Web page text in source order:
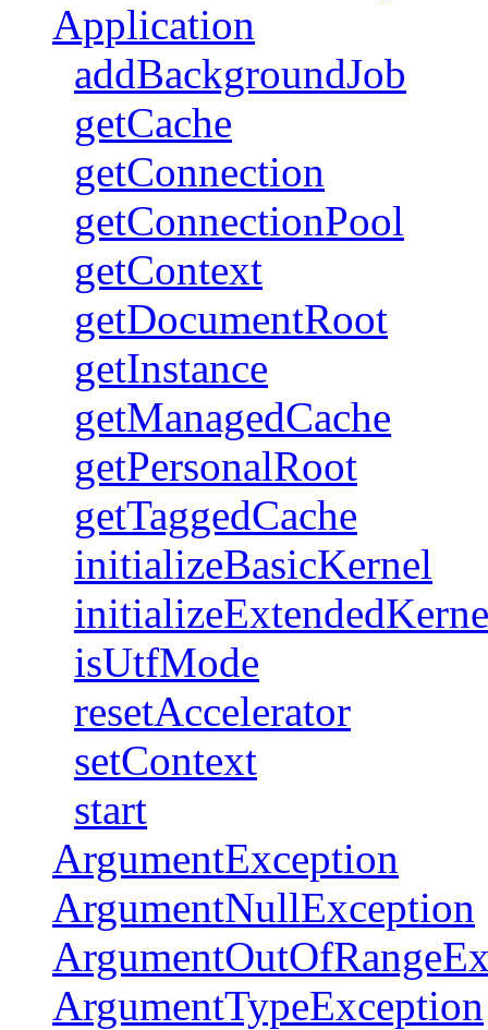
Application
addBackgroundJob
getCache
getConnection
getConnectionPool
getContext
getDocumentRoot
getInstance
getManagedCache
getPersonalRoot
getTaggedCache
initializeBasicKernel
isUtfMode
resetAccelerator
setContext
start
ArgumentException
ArgumentNullException
ArgumentTypeException